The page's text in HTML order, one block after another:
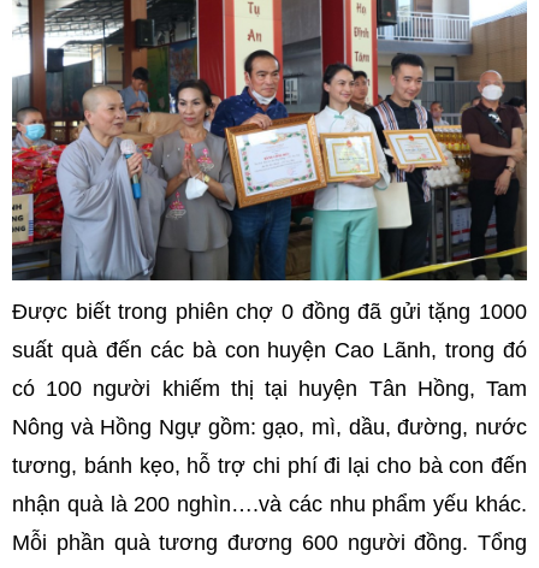
Được biết trong phiên chợ 0 đồng đã gửi tặng 1000
suất quà đến các bà con huyện Cao Lãnh, trong đó
có 100 người khiếm thị tại huyện Tân Hồng, Tam
Nông và Hồng Ngự gồm: gạo, mì, dầu, đường, nước
tương, bánh kẹo, hỗ trợ chi phí đi lại cho bà con đến
nhận quà là 200 nghìn….và các nhu phẩm yếu khác.
Mỗi phần quà tương đương 600 người đồng. Tổng